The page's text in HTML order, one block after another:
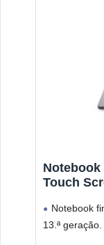
Notebook
Touch
Notebook
13.ª